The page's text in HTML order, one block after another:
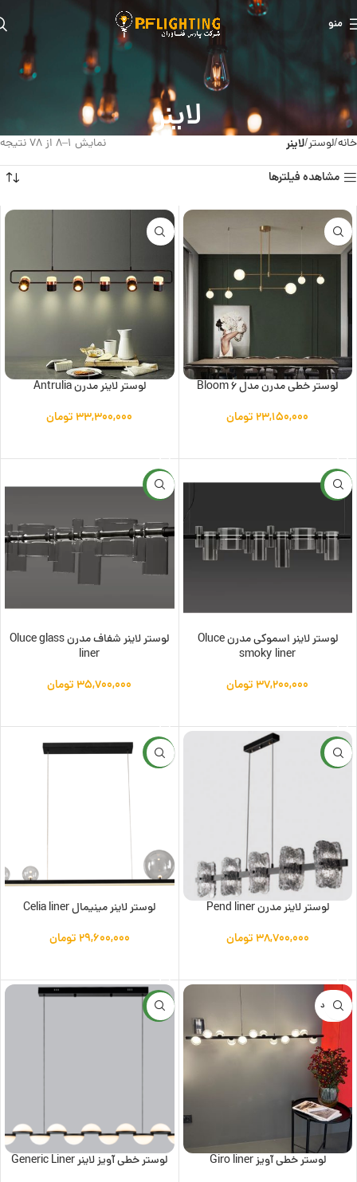
منو
لاینر
خانه لوستر لاینر نمایش 1–8 از 78 نتیجه
مشاهده فیلترها
لوستر خطی مدرن مدل Bloom 6
۲۳,۱۵۰,۰۰۰تومان
لوستر لاینر مدرن Antrulia
۳۳,۳۰۰,۰۰۰تومان
جدید
لوستر لاینر اسموکی مدرن Oluce
smoky liner
۳۷,۲۰۰,۰۰۰تومان
جدید
لوستر لاینر شفاف مدرن Oluce glass
liner
۳۵,۷۰۰,۰۰۰تومان
جدید
لوستر لاینر مدرن Pend liner
۳۸,۷۰۰,۰۰۰تومان
جدید
لوستر لاینر مینیمال Celia liner
۲۹,۶۰۰,۰۰۰تومان
ناموجود
لوستر خطی آویز Giro liner
جدید
لوستر خطی آویز لاینر Generic Liner